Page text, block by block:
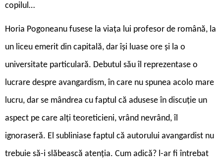
copilul…
Horia Pogoneanu fusese la viața lui profesor de română, la
un liceu emerit din capitală, dar își luase ore și la o
universitate particulară. Debutul său îl reprezentase o
lucrare despre avangardism, în care nu spunea acolo mare
lucru, dar se mândrea cu faptul că adusese în discuție un
aspect pe care alți teoreticieni, vrând nevrând, îl
ignoraseră. El subliniase faptul că autorului avangardist nu
trebuie să-i slăbească atenția. Cum adică? l-ar fi întrebat